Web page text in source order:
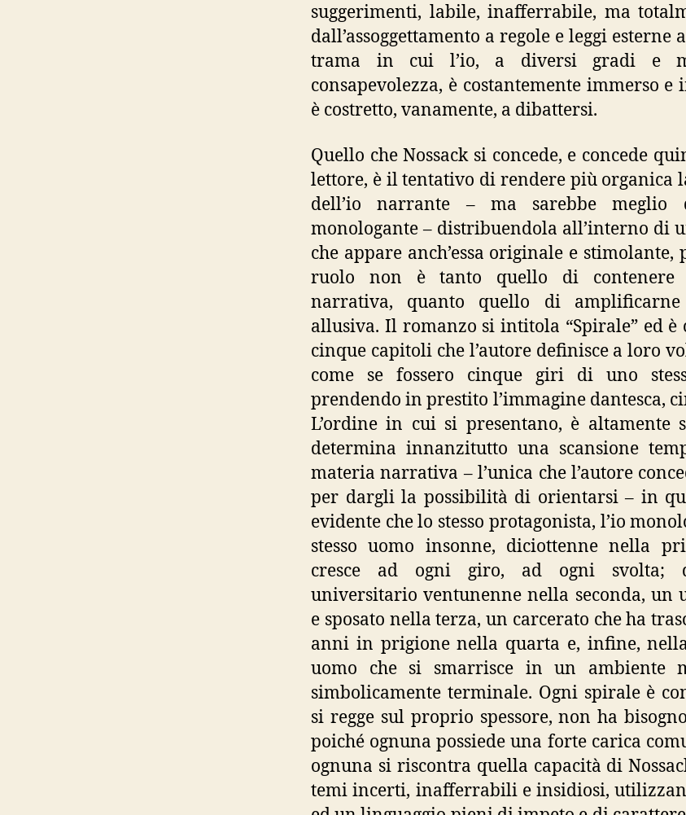
suggerimenti, labile, inafferrabile, ma
dall’assoggettamento a regole e leggi esterne
trama in cui l’io, a diversi gradi e
consapevolezza, è costantemente immerso e
è costretto, vanamente, a dibattersi.
Quello che Nossack si concede, e concede
lettore, è il tentativo di rendere più organica
dell’io narrante – ma sarebbe meglio
monologante – distribuendola all’interno di
che appare anch’essa originale e stimolante,
ruolo non è tanto quello di contenere
narrativa, quanto quello di
allusiva. Il romanzo si intitola “Spirale” ed è
cinque capitoli che l’autore definisce a loro
come se fossero cinque giri di uno
prendendo in prestito l’immagine dantesca,
L’ordine in cui si presentano, è altamente
determina innanzitutto una scansione
materia narrativa – l’unica che l’autore
per dargli la possibilità di orientarsi – in
evidente che lo stesso protagonista, l’io
stesso uomo insonne, diciottenne nella
cresce ad ogni giro, ad ogni svolta;
universitario ventunenne nella seconda, un
e sposato nella terza, un carcerato che ha
anni in prigione nella quarta e, infine,
uomo che si smarrisce in un ambiente
simbolicamente terminale. Ogni spirale è
si regge sul proprio spessore, non ha
poiché ognuna possiede una forte carica
ognuna si riscontra quella capacità di
temi incerti, inafferrabili e insidiosi,